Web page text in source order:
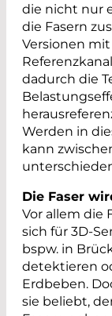
die nicht nur
die Fasern
Versionen
dadurch die
Werden in
kann
Die Faser
Vor allem die
sich für 3D-
bspw. in
detektieren
Erdbeben.
sie beliebt,